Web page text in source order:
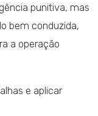
punitiva, mas
bem conduzida,
a operação
e aplicar